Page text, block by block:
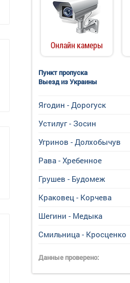
Онлайн камеры
Пункт пропуска
Выезд из Украины
Ягодин - Дорогуск
Устилуг - Зосин
Угринов - Долхобычув
Рава - Хребенное
Грушев - Будомеж
Краковец - Корчева
Шегини - Медыка
Смильница - Кросценко
Данные проверено: